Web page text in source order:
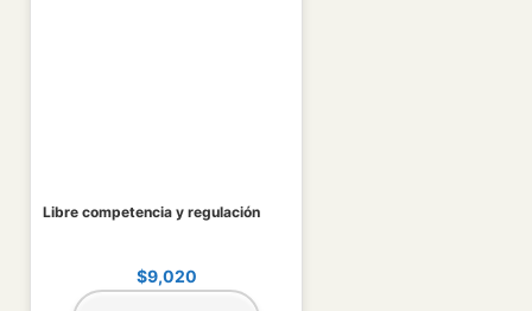
Libre competencia y regulación
$9,020